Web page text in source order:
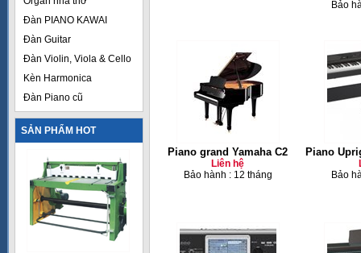
Đàn PIANO KAWAI
Đàn Guitar
Đàn Violin, Viola & Cello
Kèn Harmonica
Đàn Piano cũ
SẢN PHẨM HOT
Bảo
Piano grand Yamaha C2
Liên hệ
Bảo hành : 12 tháng
Piano
Bảo